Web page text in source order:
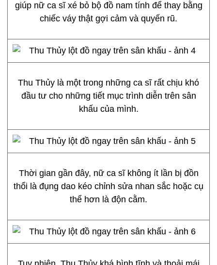
giúp nữ ca sĩ xé bỏ bộ đồ nam tính để thay bằng
chiếc váy thật gợi cảm và quyến rũ.
Thu Thủy là một trong những ca sĩ rất chịu khó
đầu tư cho những tiết mục trình diễn trên sân
khấu của mình.
Thời gian gần đây, nữ ca sĩ không ít lần bị đồn
thổi là đụng dao kéo chỉnh sửa nhan sắc hoặc cụ
thể hơn là độn cằm.